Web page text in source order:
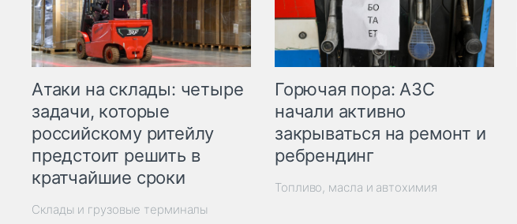
Атаки на склады: четыре
задачи, которые
российскому ритейлу
предстоит решить в
кратчайшие сроки
Склады и грузовые терминалы
Горючая пора: АЗС
начали активно
закрываться на ремонт и
ребрендинг
Топливо, масла и автохимия